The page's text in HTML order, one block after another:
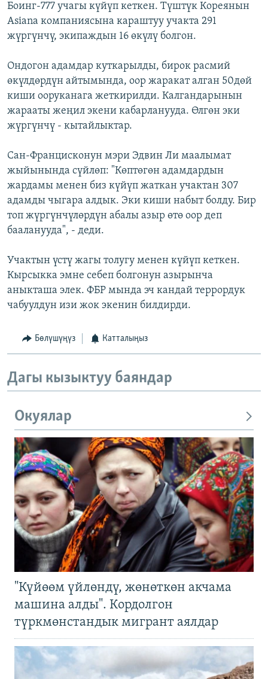
Боинг-777 учагы күйүп кеткен. Түштүк Кореянын
Asiana компаниясына караштуу учакта 291
жүргүнчү, экипаждын 16 өкүлү болгон.
Ондогон адамдар куткарылды, бирок расмий
өкүлдөрдүн айтымында, оор жаракат алган 50дөй
киши ооруканага жеткирилди. Калгандарынын
жарааты жеңил экени кабарланууда. Өлгөн эки
жүргүнчү - кытайлыктар.
Сан-Францисконун мэри Эдвин Ли маалымат
жыйынында сүйлөп: "Көптөгөн адамдардын
жардамы менен биз күйүп жаткан учактан 307
адамды чыгара алдык. Эки киши набыт болду. Бир
топ жүргүнчүлөрдүн абалы азыр өтө оор деп
бааланууда", - деди.
Учактын үстү жагы толугу менен күйүп кеткен.
Кырсыкка эмне себеп болгонун азырынча
аныкташа элек. ФБР мында эч кандай террордук
чабуулдун изи жок экенин билдирди.
Бөлүшүңүз Катталыңыз
Дагы кызыктуу баяндар
Окуялар
"Күйөөм үйлөндү, жөнөткөн акчама
машина алды". Кордолгон
түркмөнстандык мигрант аялдар